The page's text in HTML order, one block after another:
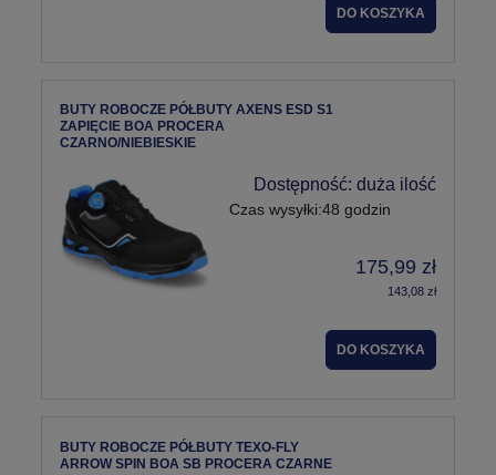
DO KOSZYKA
BUTY ROBOCZE PÓŁBUTY AXENS ESD S1
ZAPIĘCIE BOA PROCERA
CZARNO/NIEBIESKIE
Dostępność: duża ilość
Czas wysyłki:48 godzin
175,99 zł
143,08 zł
DO KOSZYKA
BUTY ROBOCZE PÓŁBUTY TEXO-FLY
ARROW SPIN BOA SB PROCERA CZARNE